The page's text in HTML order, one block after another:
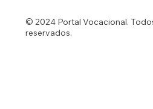
© 2024 Portal Vocacional.
reservados.